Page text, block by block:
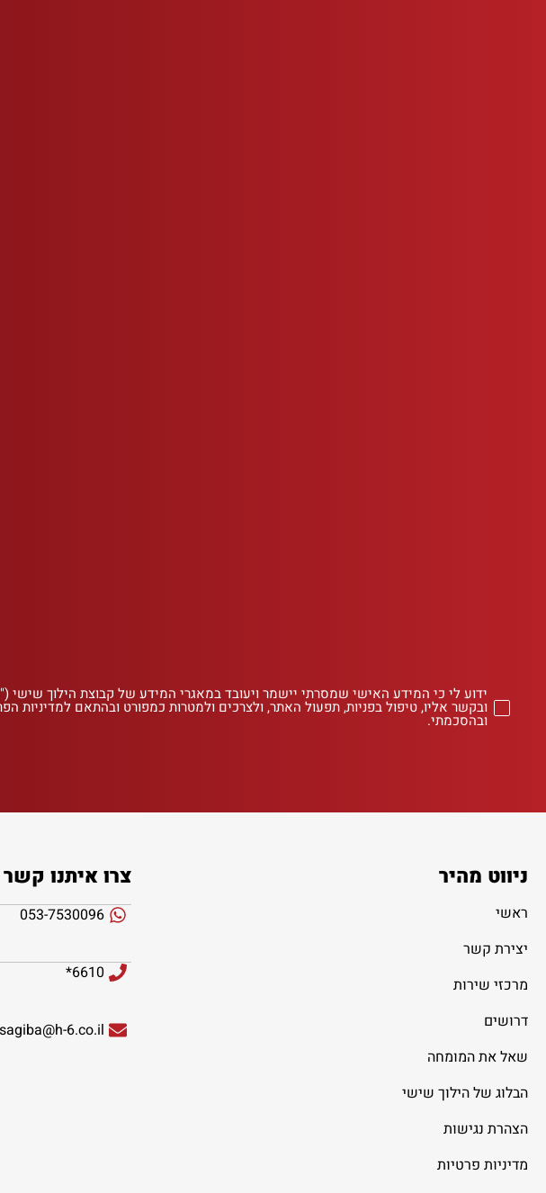
ידוע לי כי המידע האישי שמסרתי יישמר ויעובד במאגרי המידע של קבוצת הילוך
ובקשר אליו, טיפול בפניות, תפעול האתר, ולצרכים ולמטרות כמפורט ובהתאם למדיניות
ובהסכמתי.
ניווט מהיר
ראשי
יצירת קשר
מרכזי שירות
דרושים
שאל את המומחה
הבלוג של הילוך שישי
הצהרת נגישות
מדיניות פרטיות
צרו איתנו קשר
053-7530096
6610*
sagiba@h-6.co.il